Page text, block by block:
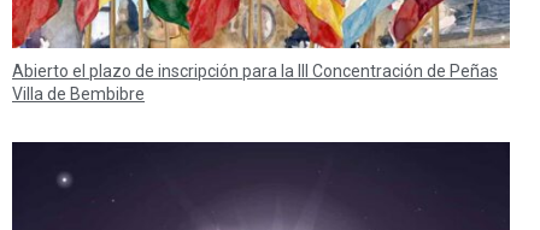
Abierto el plazo de inscripción para la III Concentración de Peñas
Villa de Bembibre